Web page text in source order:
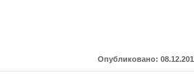
Опубликовано: